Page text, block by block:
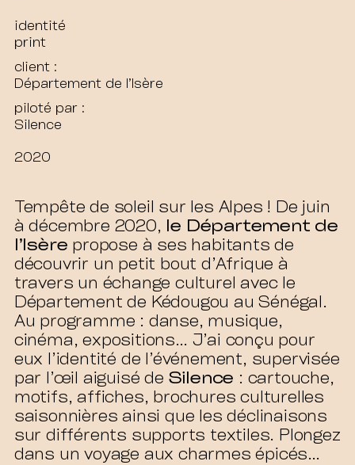
identité
print
client :
Département de l’Isère
piloté par :
Silence
2020
Tempête de soleil sur les Alpes ! De juin
à décembre 2020, le Département de
l’Isère propose à ses habitants de
découvrir un petit bout d’Afrique à
travers un échange culturel avec le
Département de Kédougou au Sénégal.
Au programme : danse, musique,
cinéma, expositions… J’ai conçu pour
eux l’identité de l’événement, supervisée
par l’œil aiguisé de Silence : cartouche,
motifs, affiches, brochures culturelles
saisonnières ainsi que les déclinaisons
sur différents supports textiles. Plongez
dans un voyage aux charmes épicés…